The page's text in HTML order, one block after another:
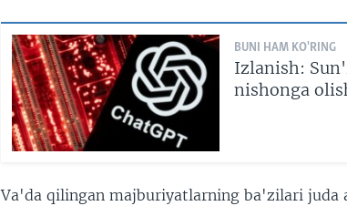
BUNI HAM KO'RING
Izlanish:
nishonga
Va'da qilingan majburiyatlarning ba'zilari juda